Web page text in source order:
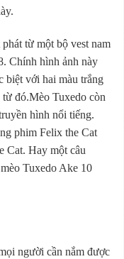
từ một bộ vest nam
Chính hình ảnh này
biệt với hai màu trắng
từ đó.Mèo Tuxedo còn
hình nổi tiếng.
phim Felix the Cat
Cat. Hay một câu
Tuxedo Ake 10
người cần nắm được